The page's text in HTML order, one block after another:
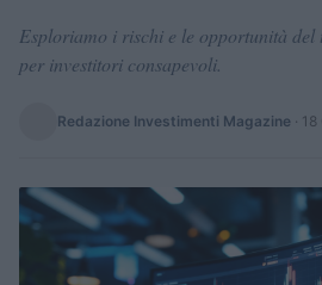
Esploriamo i rischi e le opportunità del
per investitori consapevoli.
Redazione Investimenti Magazine · 18